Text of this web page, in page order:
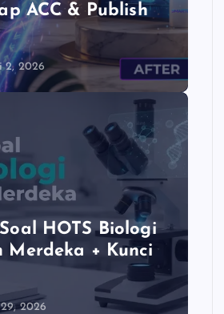
ACC & Publish
2, 2026
HOTS Biologi
Merdeka + Kunci
2026